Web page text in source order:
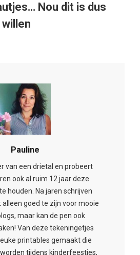
Nou dit is dus
Pauline
van een drietal en probeert
ook al ruim 12 jaar deze
houden. Na jaren schrijven
alleen goed te zijn voor mooie
maar kan de pen ook
Van deze tekeningetjes
printables gemaakt die
tijdens kinderfeestjes,